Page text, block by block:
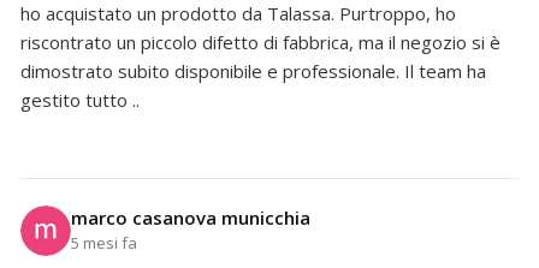
ho acquistato un prodotto da Talassa. Purtroppo, ho
riscontrato un piccolo difetto di fabbrica, ma il negozio si è
dimostrato subito disponibile e professionale. Il team ha
gestito tutto ..
marco casanova municchia
5 mesi fa